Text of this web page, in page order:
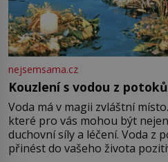
nejsemsama.cz
Kouzlení s vodou z
Voda má v magii zvláštní
které pro vás mohou být
duchovní síly a léčení. Voda z
přinést do vašeho života